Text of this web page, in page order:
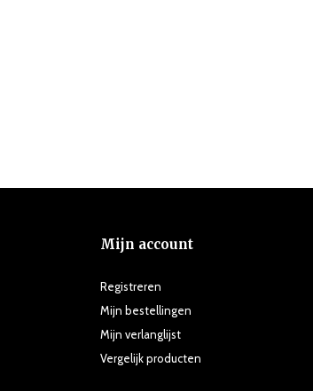
Mijn account
Registreren
Mijn bestellingen
Mijn verlanglijst
Vergelijk producten